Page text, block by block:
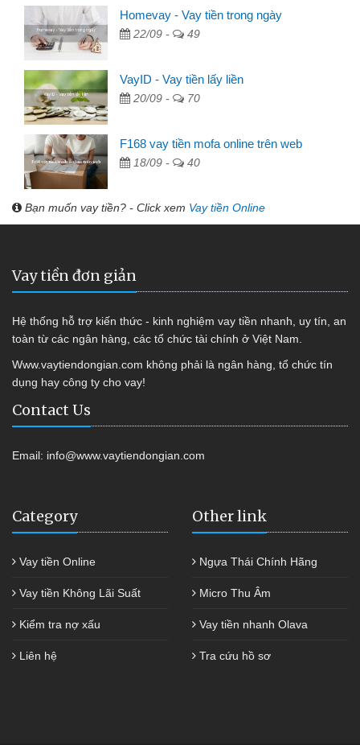
Homevay - Vay tiền trong ngày
22/09 - 49
VayID - Vay tiền lấy liền
20/09 - 70
F168 vay tiền mofa online trên web
18/09 - 40
Bạn muốn vay tiền? - Click xem Vay tiền Online
Vay tiền đơn giản
Hệ thống hỗ trợ kiến thức - kinh nghiệm vay tiền nhanh, uy tín, an
toàn từ các ngân hàng, các tổ chức tài chính ở Việt Nam.
Www.vaytiendongian.com không phải là ngân hàng, tổ chức tín
dụng hay công ty cho vay!
Contact Us
Email: info@www.vaytiendongian.com
Category
Vay tiền Online
Vay tiền Không Lãi Suất
Kiểm tra nợ xấu
Liên hệ
Other link
Ngựa Thái Chính Hãng
Micro Thu Âm
Vay tiền nhanh Olava
Tra cứu hồ sơ